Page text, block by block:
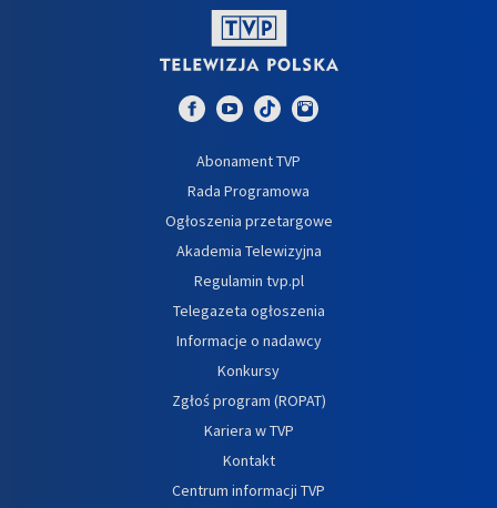
Abonament TVP
Rada Programowa
Ogłoszenia przetargowe
Akademia Telewizyjna
Regulamin tvp.pl
Telegazeta ogłoszenia
Informacje o nadawcy
Konkursy
Zgłoś program (ROPAT)
Kariera w TVP
Kontakt
Centrum informacji TVP